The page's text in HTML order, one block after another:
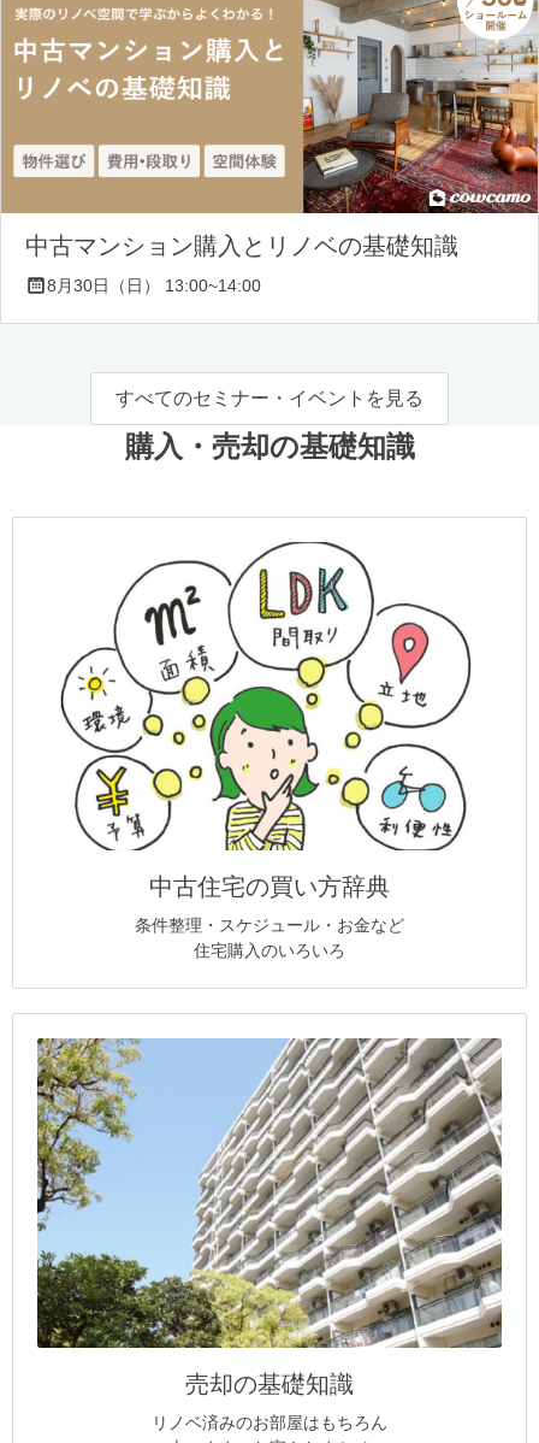
中古マンション購入とリノベの基礎知識
8月30日（日） 13:00~14:00
すべてのセミナー・イベントを見る
購入・売却の基礎知識
中古住宅の買い方辞典
条件整理・スケジュール・お金など
住宅購入のいろいろ
売却の基礎知識
リノベ済みのお部屋はもちろん